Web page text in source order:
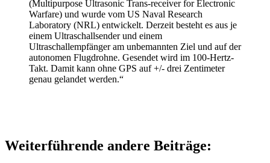
(Multipurpose Ultrasonic Trans-receiver for Electronic
Warfare) und wurde vom US Naval Research
Laboratory (NRL) entwickelt. Derzeit besteht es aus je
einem Ultraschallsender und einem
Ultraschallempfänger am unbemannten Ziel und auf der
autonomen Flugdrohne. Gesendet wird im 100-Hertz-
Takt. Damit kann ohne GPS auf +/- drei Zentimeter
genau gelandet werden.“
Weiterführende andere Beiträge: